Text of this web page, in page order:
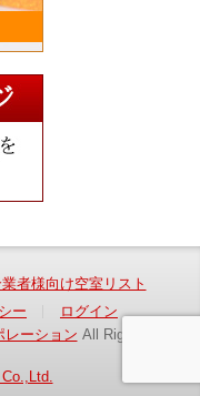
者様向け空室リスト
ー
ログイン
レーション All Rights Reser